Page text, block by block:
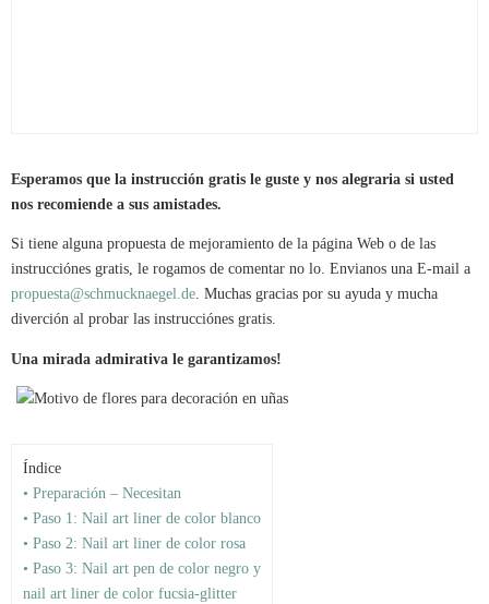
Esperamos que la instrucción gratis le guste y nos alegraria si usted
nos recomiende a sus amistades.
Si tiene alguna propuesta de mejoramiento de la página Web o de las
instrucciónes gratis, le rogamos de comentar no lo. Envianos una E-mail a
propuesta@schmucknaegel.de. Muchas gracias por su ayuda y mucha
diverción al probar las instrucciónes gratis.
Una mirada admirativa le garantizamos!
Índice
• Preparación – Necesitan
• Paso 1: Nail art liner de color blanco
• Paso 2: Nail art liner de color rosa
• Paso 3: Nail art pen de color negro y
nail art liner de color fucsia-glitter